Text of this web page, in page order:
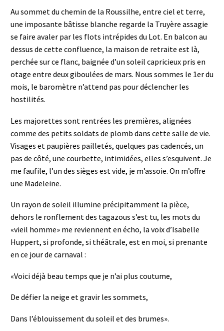
Au sommet du chemin de la Roussilhe, entre ciel et terre,
une imposante bâtisse blanche regarde la Truyère assagie
se faire avaler par les flots intrépides du Lot. En balcon au
dessus de cette confluence, la maison de retraite est là,
perchée sur ce flanc, baignée d’un soleil capricieux pris en
otage entre deux giboulées de mars. Nous sommes le 1er du
mois, le baromètre n’attend pas pour déclencher les
hostilités.
Les majorettes sont rentrées les premières, alignées
comme des petits soldats de plomb dans cette salle de vie.
Visages et paupières pailletés, quelques pas cadencés, un
pas de côté, une courbette, intimidées, elles s’esquivent. Je
me faufile, l’un des sièges est vide, je m’assoie. On m’offre
une Madeleine.
Un rayon de soleil illumine précipitamment la pièce,
dehors le ronflement des tagazous s’est tu, les mots du
«vieil homme» me reviennent en écho, la voix d’Isabelle
Huppert, si profonde, si théâtrale, est en moi, si prenante
en ce jour de carnaval :
«Voici déjà beau temps que je n’ai plus coutume,
De défier la neige et gravir les sommets,
Dans l’éblouissement du soleil et des brumes».